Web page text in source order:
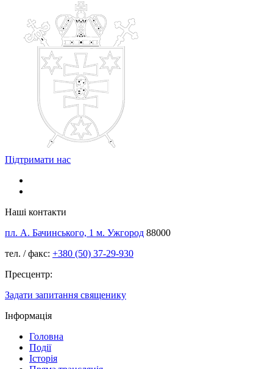
Підтримати нас
Наші контакти
пл. А. Бачинського, 1 м. Ужгород 88000
тел. / факс: +380 (50) 37-29-930
Пресцентр:
Задати запитання священику
Інформація
Головна
Події
Історія